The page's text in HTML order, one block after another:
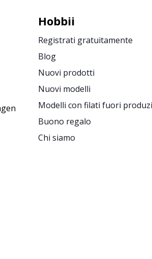
Hobbii
Registrati gratuitamente
Blog
Nuovi prodotti
Nuovi modelli
Modelli con filati fuori
Buono regalo
Chi siamo